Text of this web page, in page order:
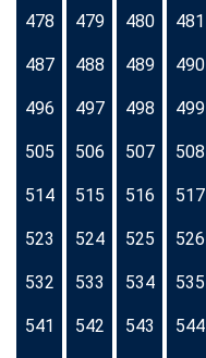
478 479 480 481
487 488 489 490
496 497 498 499
505 506 507 508
514 515 516 517
523 524 525 526
532 533 534 535
541 542 543 544